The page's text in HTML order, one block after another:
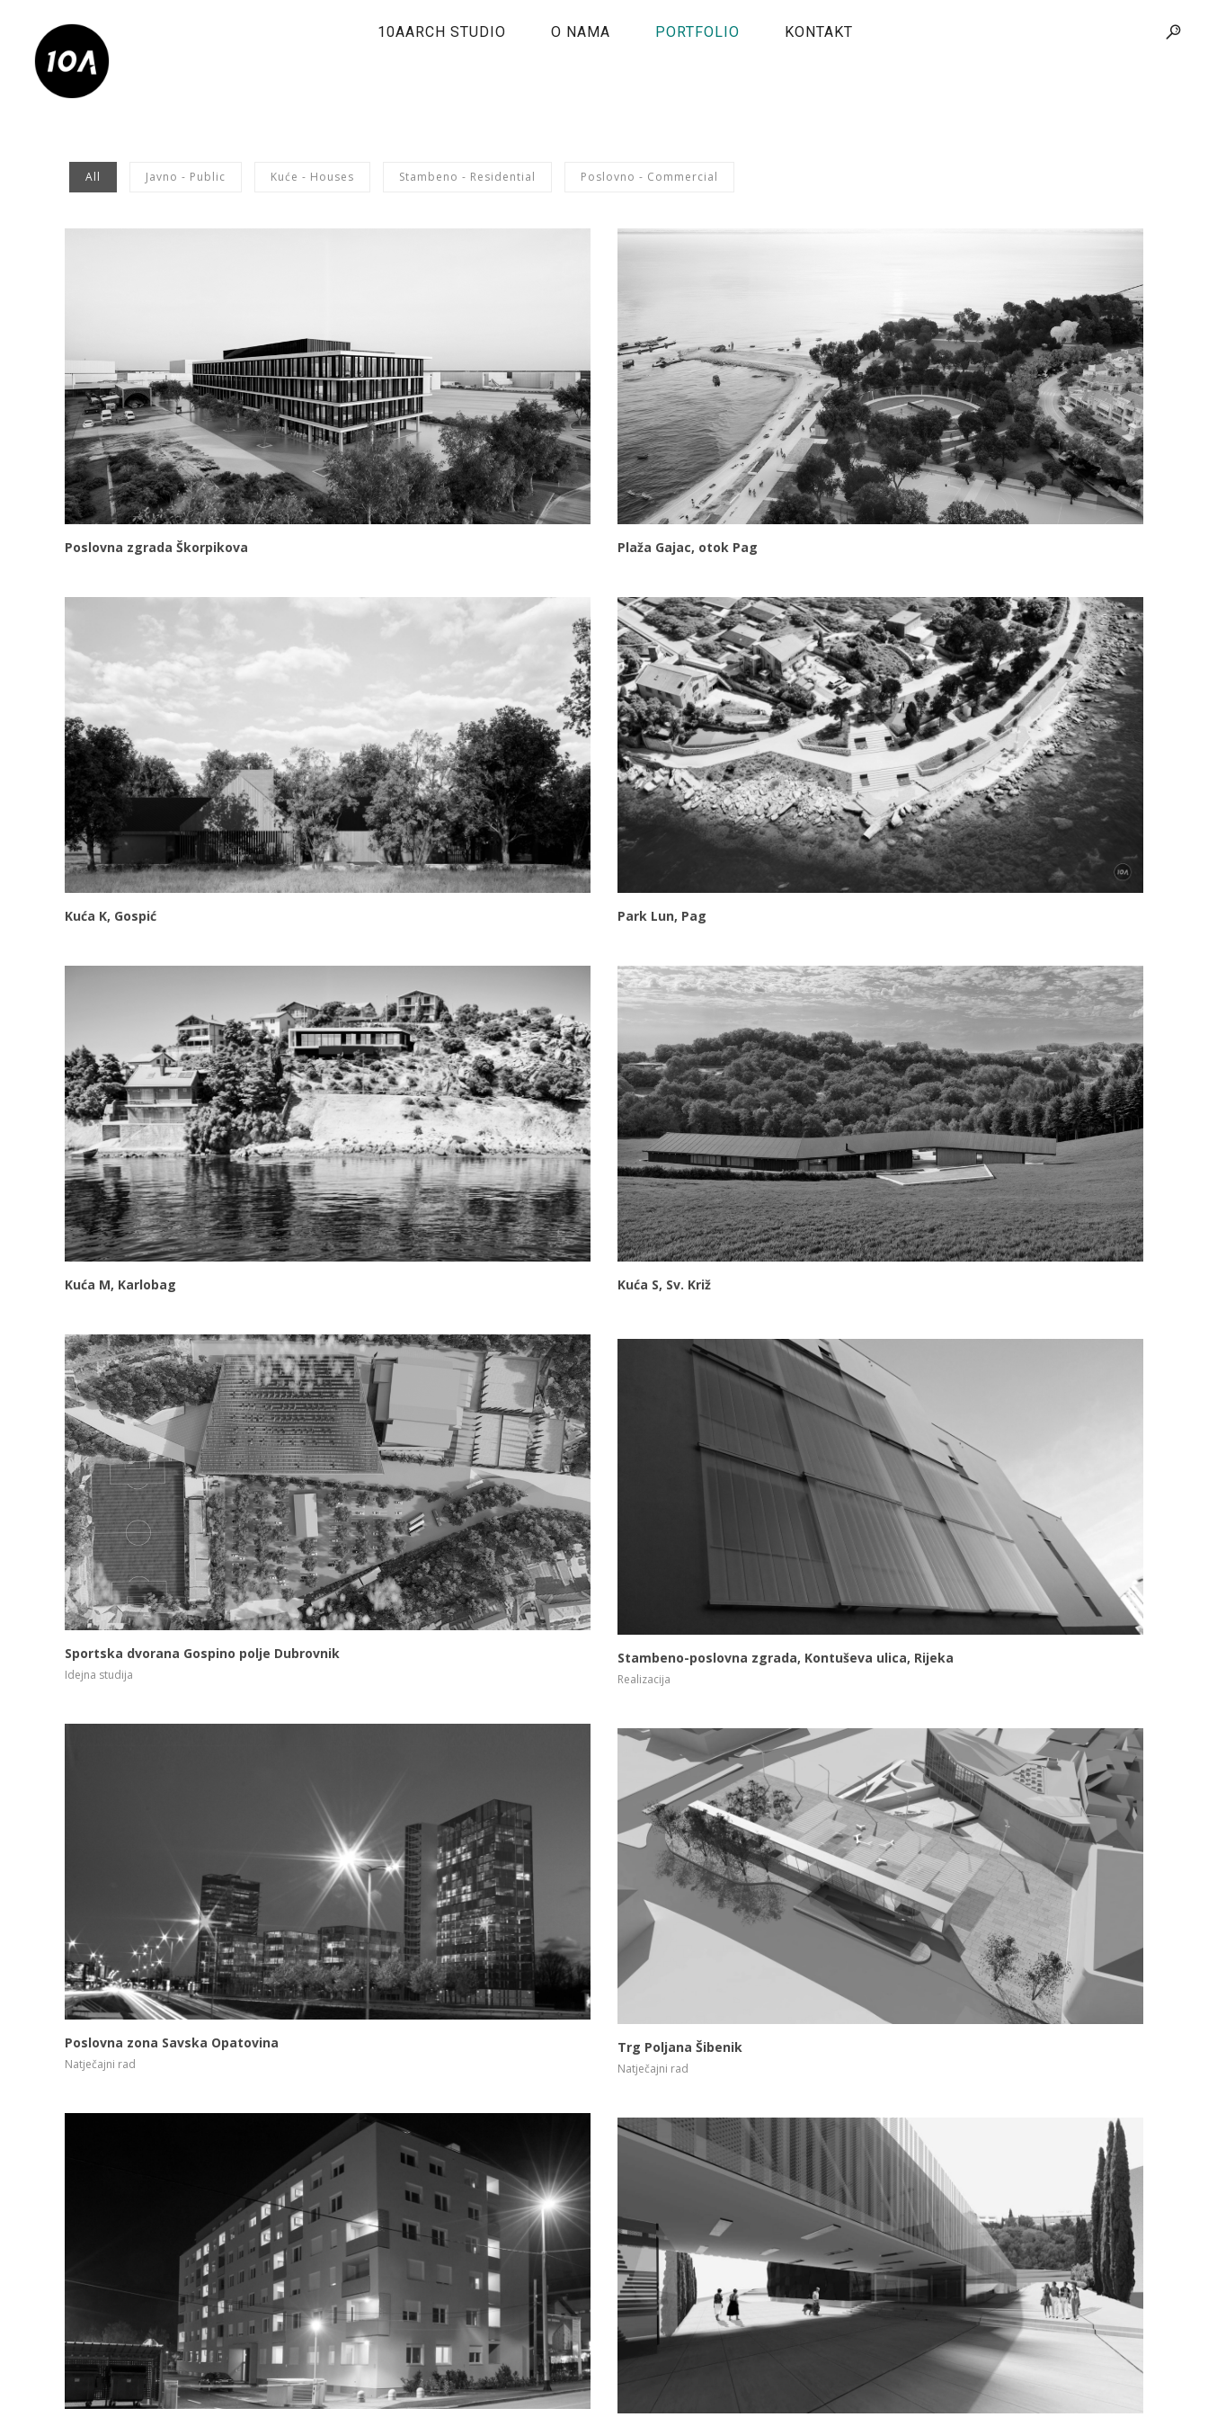
10AARCH STUDIO O NAMA PORTFOLIO KONTAKT
All Javno - Public Kuće - Houses Stambeno - Residential Poslovno - Commercial
Poslovna zgrada Škorpikova Plaža Gajac, otok Pag
Kuća K, Gospić Park Lun, Pag
Kuća M, Karlobag Kuća S, Sv. Križ
VIDI VIŠE
Sportska dvorana Gospino polje Dubrovnik
Idejna studija
VIDI VIŠE
Stambeno-poslovna zgrada, Kontuševa ulica, Rijeka
Realizacija
Poslovna zona Savska Opatovina
Natječajni rad
Trg Poljana Šibenik
Natječajni rad